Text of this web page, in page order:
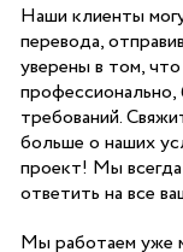
Наши клиенты
перевода,
уверены в том,
требований.
больше о наших
проект! Мы
ответить на все
Мы работаем уже